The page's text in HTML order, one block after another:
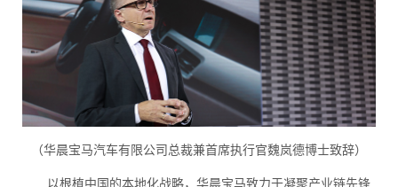
（华晨宝马汽车有限公司总裁兼首席执行官魏岚德博士致辞）
以根植中国的本地化战略，华晨宝马致力于凝聚产业链先锋